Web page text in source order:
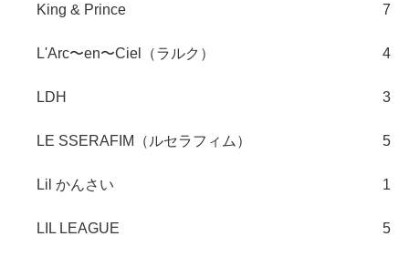
King & Prince 7
L'Arc〜en〜Ciel（ラルク） 4
LDH 3
LE SSERAFIM（ルセラフィム） 5
Lil かんさい 1
LIL LEAGUE 5